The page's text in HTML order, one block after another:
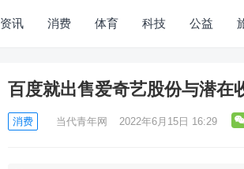
资讯 消费 体育 科技 公益
百度就出售爱奇艺股份与潜在
消费 当代青年网 2022年6月15日 16:29